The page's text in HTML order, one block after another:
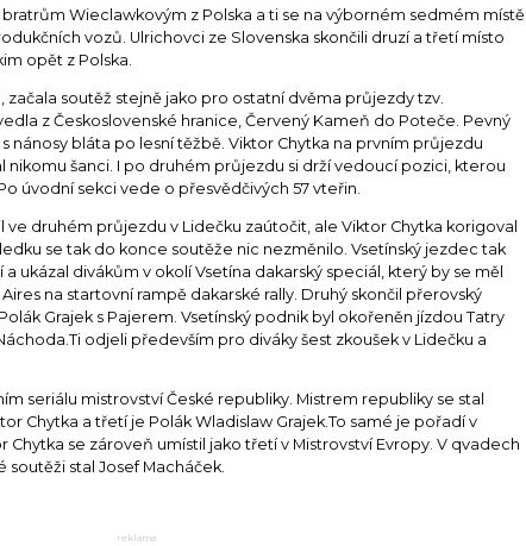
Wieclawkovým z Polska a ti se na výborném sedmém místě
vozů. Ulrichovci ze Slovenska skončili druzí a třetí místo
opět z Polska.
začala soutěž stejně jako pro ostatní dvěma průjezdy tzv.
z Československé hranice, Červený Kameň do Poteče. Pevný
nánosy bláta po lesní těžbě. Viktor Chytka na prvním průjezdu
nikomu šanci. I po druhém průjezdu si drží vedoucí pozici, kterou
úvodní sekci vede o přesvědčivých 57 vteřin.
ve druhém průjezdu v Lidečku zaútočit, ale Viktor Chytka korigoval
se tak do konce soutěže nic nezměnilo. Vsetínský jezdec tak
ukázal divákům v okolí Vsetína dakarský speciál, který by se měl
na startovní rampě dakarské rally. Druhý skončil přerovský
Grajek s Pajerem. Vsetínský podnik byl okořeněn jízdou Tatry
odjeli především pro diváky šest zkoušek v Lidečku a
seriálu mistrovství České republiky. Mistrem republiky se stal
Chytka a třetí je Polák Wladislaw Grajek.To samé je pořadí v
Chytka se zároveň umístil jako třetí v Mistrovství Evropy. V qvadech
stal Josef Macháček.
reklama